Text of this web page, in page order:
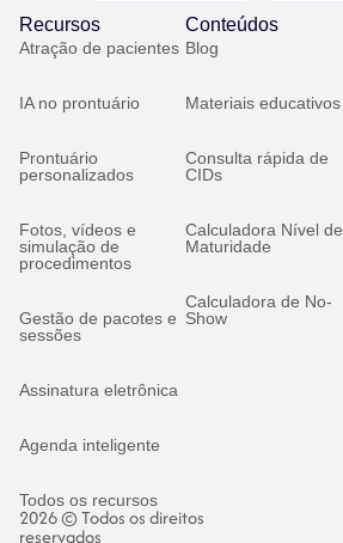
Recursos
Atração de pacientes
IA no prontuário
Prontuário
personalizados
Fotos, vídeos e
simulação de
procedimentos
Gestão de pacotes e
sessões
Assinatura eletrônica
Agenda inteligente
Todos os recursos
Conteúdos
Blog
Materiais educativos
Consulta rápida de
CIDs
Calculadora Nível de
Maturidade
Calculadora de No-
Show
2026 © Todos os direitos
reservados